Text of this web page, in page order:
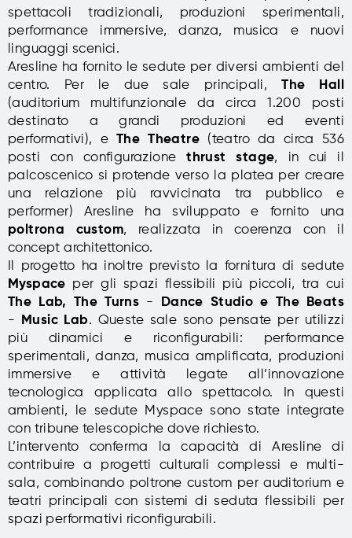
spettacoli tradizionali, produzioni sperimentali,
performance immersive, danza, musica e nuovi
linguaggi scenici.
Aresline ha fornito le sedute per diversi ambienti del
centro. Per le due sale principali,The Hall
(auditorium multifunzionale da circa 1.200 posti
destinato a grandi produzioni ed eventi
performativi), eThe Theatre (teatro da circa 536
posti con configurazionethrust stage, in cui il
palcoscenico si protende verso la platea per creare
una relazione più ravvicinata tra pubblico e
performer) Aresline ha sviluppato e fornito una
poltrona custom, realizzata in coerenza con il
concept architettonico.
Il progetto ha inoltre previsto la fornitura di sedute
Myspace per gli spazi flessibili più piccoli, tra cui
The Lab, The Turns - Dance Studio e The Beats
- Music Lab. Queste sale sono pensate per utilizzi
più dinamici e riconfigurabili: performance
sperimentali, danza, musica amplificata, produzioni
immersive e attività legate all’innovazione
tecnologica applicata allo spettacolo. In questi
ambienti, le sedute Myspace sono state integrate
con tribune telescopiche dove richiesto.
L’intervento conferma la capacità di Aresline di
contribuire a progetti culturali complessi e multi-
sala, combinando poltrone custom per auditorium e
teatri principali con sistemi di seduta flessibili per
spazi performativi riconfigurabili.